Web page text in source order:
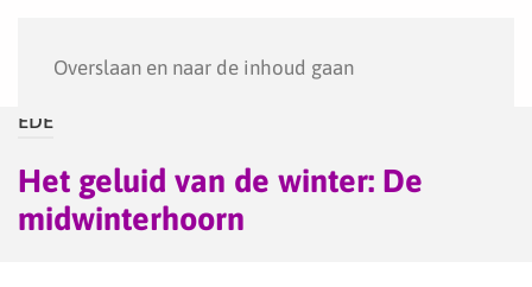
Overslaan en naar de inhoud gaan
EDE
Het geluid van de winter: De
midwinterhoorn